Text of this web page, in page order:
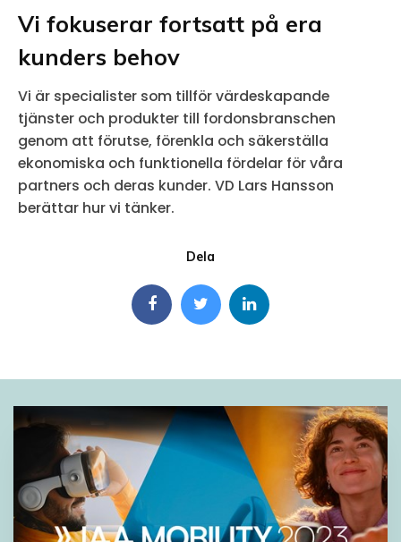
Vi fokuserar fortsatt på era
kunders behov
Vi är specialister som tillför värdeskapande
tjänster och produkter till fordonsbranschen
genom att förutse, förenkla och säkerställa
ekonomiska och funktionella fördelar för våra
partners och deras kunder. VD Lars Hansson
berättar hur vi tänker.
Dela